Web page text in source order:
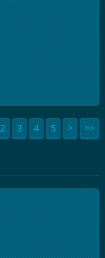
2 3 4 5 > >>